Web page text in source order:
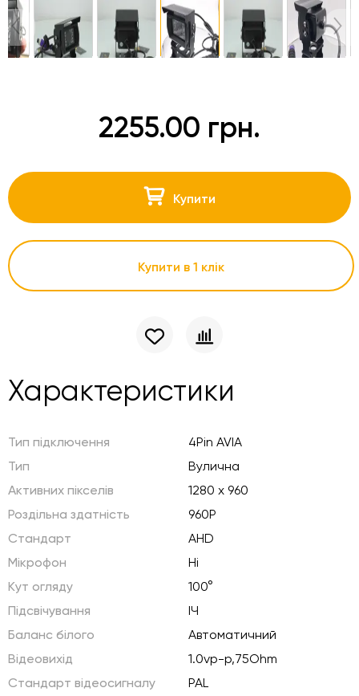
2255.00 грн.
Купити
Купити в 1 клік
Характеристики
Тип підключення
4Pin AVIA
Тип
Вулична
Активних пікселів
1280 x 960
Роздільна здатність
960P
Стандарт
AHD
Мікрофон
Ні
Кут огляду
100°
Підсвічування
ІЧ
Баланс білого
Автоматичний
Відеовихід
1.0vp-p,75Ohm
Стандарт відеосигналу
PAL